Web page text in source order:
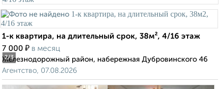
2/3
1-к квартира, на длительный срок, 38м², 4/16 этаж
7 000 ₽ в месяц
Железнодорожный район, набережная Дубровинского 46
Агентство, 07.08.2026